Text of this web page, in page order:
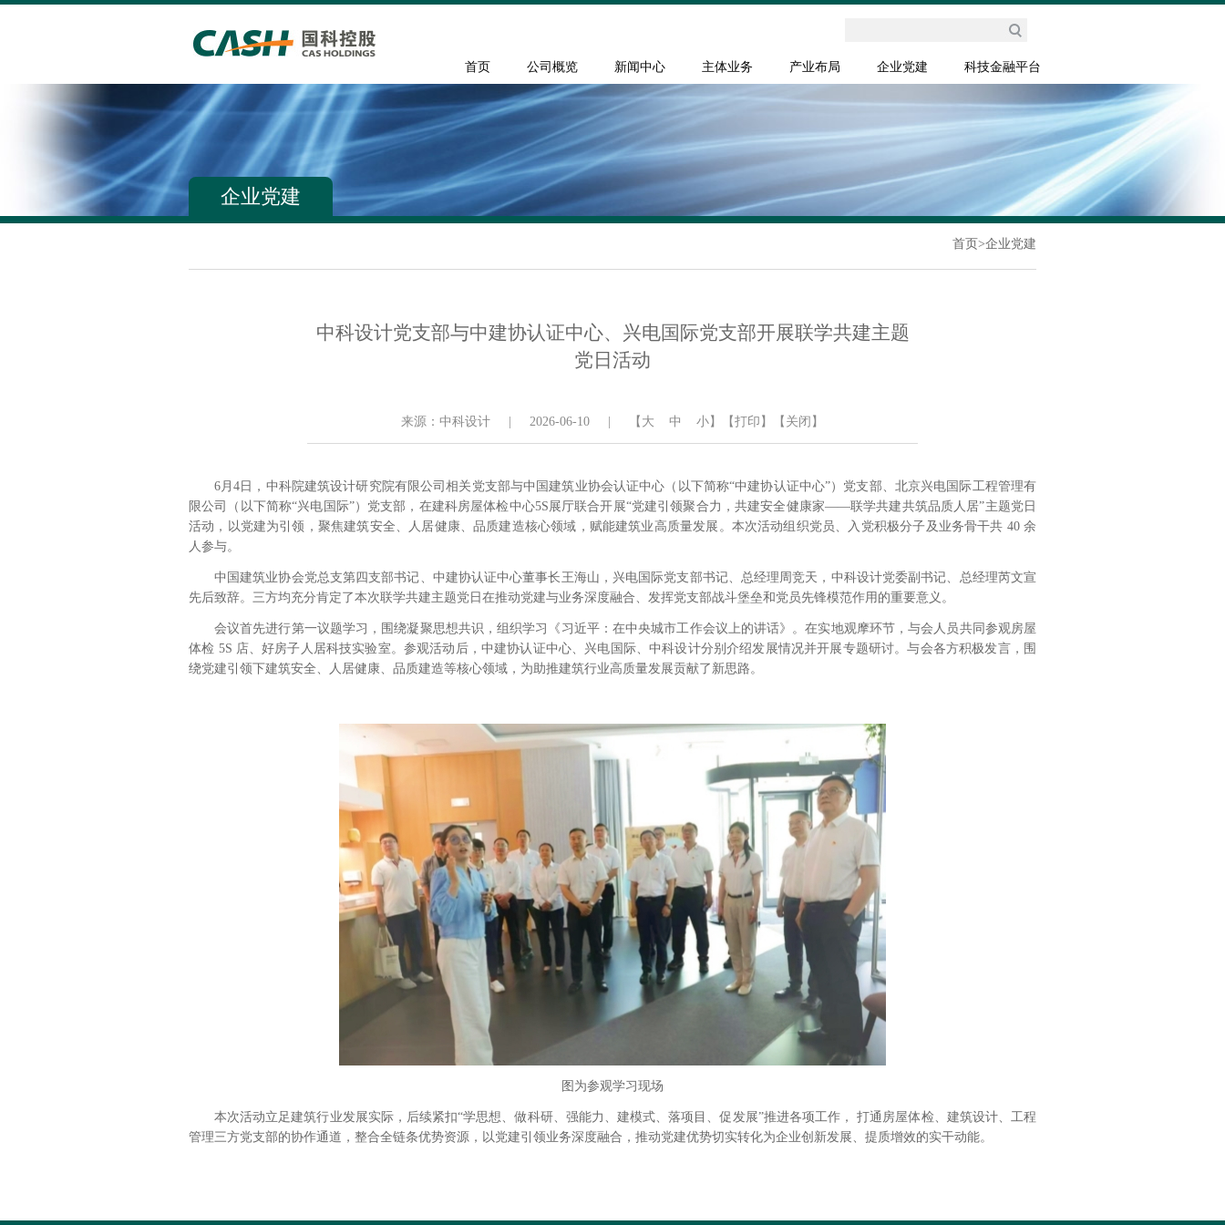
首页 公司概览 新闻中心 主体业务 产业布局 企业党建 科技金融平台
企业党建
首页 >企业党建
中科设计党支部与中建协认证中心、兴电国际党支部开展联学共建主题
党日活动
来源：中科设计 2026-06-10 【 大 中 小 】 【打印】 【关闭】
6月4日，中科院建筑设计研究院有限公司相关党支部与中国建筑业协会认证中心（以下简称“中建协认证中心”）党支部、北京兴电国际工程管理有
限公司（以下简称“兴电国际”）党支部，在建科房屋体检中心5S展厅联合开展“党建引领聚合力，共建安全健康家——联学共建共筑品质人居”主题党日
活动，以党建为引领，聚焦建筑安全、人居健康、品质建造核心领域，赋能建筑业高质量发展。本次活动组织党员、入党积极分子及业务骨干共 40 余
人参与。
中国建筑业协会党总支第四支部书记、中建协认证中心董事长王海山，兴电国际党支部书记、总经理周竞天，中科设计党委副书记、总经理芮文宣
先后致辞。三方均充分肯定了本次联学共建主题党日在推动党建与业务深度融合、发挥党支部战斗堡垒和党员先锋模范作用的重要意义。
会议首先进行第一议题学习，围绕凝聚思想共识，组织学习《习近平：在中央城市工作会议上的讲话》。在实地观摩环节，与会人员共同参观房屋
体检 5S 店、好房子人居科技实验室。参观活动后，中建协认证中心、兴电国际、中科设计分别介绍发展情况并开展专题研讨。与会各方积极发言，围
绕党建引领下建筑安全、人居健康、品质建造等核心领域，为助推建筑行业高质量发展贡献了新思路。
图为参观学习现场
本次活动立足建筑行业发展实际，后续紧扣“学思想、做科研、强能力、建模式、落项目、促发展”推进各项工作， 打通房屋体检、建筑设计、工程
管理三方党支部的协作通道，整合全链条优势资源，以党建引领业务深度融合，推动党建优势切实转化为企业创新发展、提质增效的实干动能。